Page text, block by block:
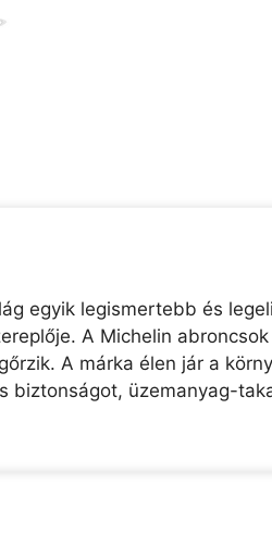
egyik legismertebb és
A Michelin
A márka élen jár a
biztonságot, üzemanyag-